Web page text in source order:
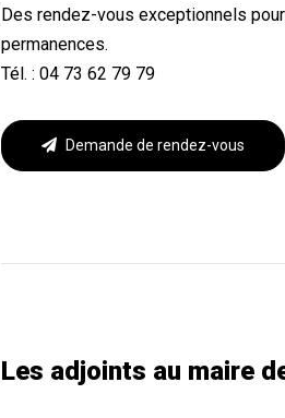
Des rendez-vous exceptionnels
permanences.
Tél. : 04 73 62 79 79
Demande de rendez-vous
Les adjoints au maire